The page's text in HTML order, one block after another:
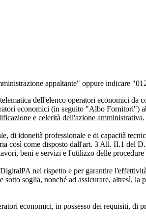
appaltante" oppure indicare
dell'elenco operatori economici
economici (in seguito "Albo
e celerità dell'azione amministrativa.
idoneità professionale e di capacità
così come disposto dall'art. 3 All. II.1 del
beni e servizi e l'utilizzo delle
nel rispetto e per garantire
soglia, nonché ad assicurare, altresì,
economici, in possesso dei requisiti, di